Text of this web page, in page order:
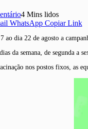
4 Mins lidos
WhatsApp Copiar Link
dia 22 de agosto a
da semana, de segunda
nos postos fixos, as